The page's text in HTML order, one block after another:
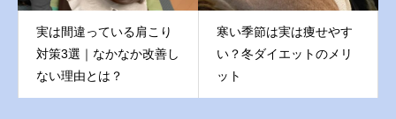
実は間違っている肩こり
対策3選｜なかなか改善し
ない理由とは？
寒い季節は実は痩せやす
い？冬ダイエットのメリ
ット